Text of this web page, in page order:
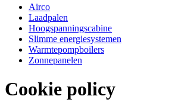
Airco
Laadpalen
Hoogspanningscabine
Slimme energiesystemen
Warmtepompboilers
Zonnepanelen
Cookie policy